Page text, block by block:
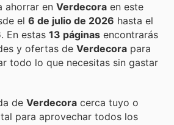
para ahorrar en Verdecora en este
el 6 de julio de 2026 hasta el
. En estas 13 páginas encontrarás
y ofertas de Verdecora para
todo lo que necesitas sin gastar
de Verdecora cerca tuyo o
para aprovechar todos los